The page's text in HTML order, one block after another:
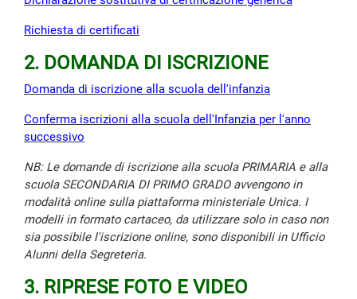
Richiesta di certificati
2. DOMANDA DI ISCRIZIONE
Domanda di iscrizione alla scuola dell'infanzia
Conferma iscrizioni alla scuola dell'Infanzia per l'anno
successivo
NB: Le domande di iscrizione alla scuola PRIMARIA e alla
scuola SECONDARIA DI PRIMO GRADO avvengono in
modalità online sulla piattaforma ministeriale Unica. I
modelli in formato cartaceo, da utilizzare solo in caso non
sia possibile l'iscrizione online, sono disponibili in Ufficio
Alunni della Segreteria.
3. RIPRESE FOTO E VIDEO